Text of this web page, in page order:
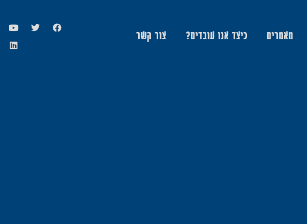
מאמרים כיצד אנו עובדים? צור קשר